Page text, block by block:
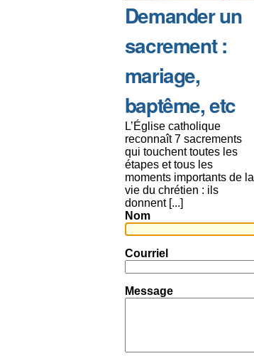
Demander un
sacrement :
mariage,
baptême, etc
L’Église catholique
reconnaît 7 sacrements
qui touchent toutes les
étapes et tous les
moments importants de la
vie du chrétien : ils
donnent [...]
Nom
Courriel
Message